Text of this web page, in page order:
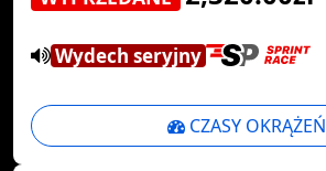
Wydech seryjny
CZASY OKRĄŻEŃ